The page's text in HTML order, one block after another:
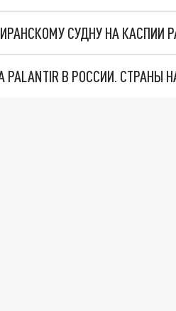
СУДНУ НА КАСПИИ